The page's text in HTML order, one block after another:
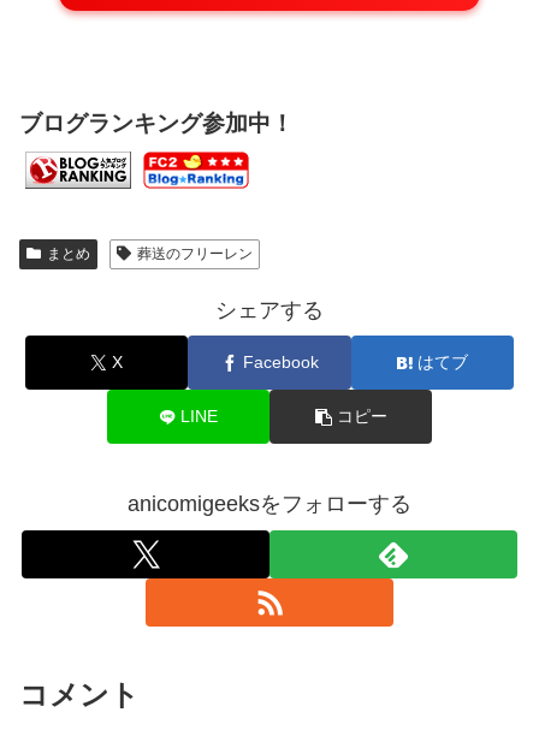
ブログランキング参加中！
まとめ 葬送のフリーレン
シェアする
X Facebook はてブ
LINE コピー
anicomigeeksをフォローする
コメント